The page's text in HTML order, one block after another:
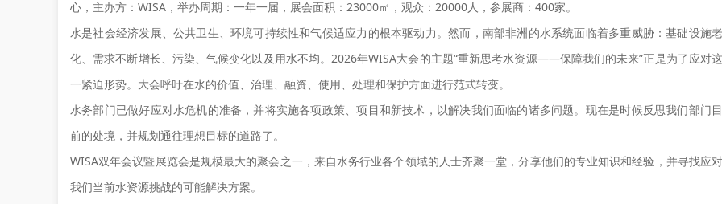
心，主办方：WISA，举办周期：一年一届，展会面积：23000㎡，观众：20000人，参展商：400家。
水是社会经济发展、公共卫生、环境可持续性和气候适应力的根本驱动力。然而，南部非洲的水系统面临着多重威胁：基础设施老
化、需求不断增长、污染、气候变化以及用水不均。2026年WISA大会的主题“重新思考水资源——保障我们的未来”正是为了应对这
一紧迫形势。大会呼吁在水的价值、治理、融资、使用、处理和保护方面进行范式转变。
水务部门已做好应对水危机的准备，并将实施各项政策、项目和新技术，以解决我们面临的诸多问题。现在是时候反思我们部门目
前的处境，并规划通往理想目标的道路了。
WISA双年会议暨展览会是规模最大的聚会之一，来自水务行业各个领域的人士齐聚一堂，分享他们的专业知识和经验，并寻找应对
我们当前水资源挑战的可能解决方案。